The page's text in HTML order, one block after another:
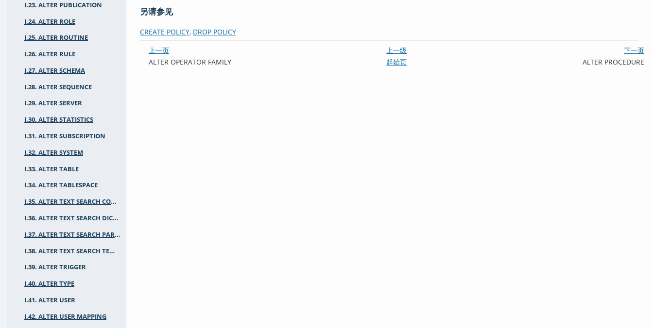
I.23. ALTER PUBLICATION
I.24. ALTER ROLE
I.25. ALTER ROUTINE
I.26. ALTER RULE
I.27. ALTER SCHEMA
I.28. ALTER SEQUENCE
I.29. ALTER SERVER
I.30. ALTER STATISTICS
I.31. ALTER SUBSCRIPTION
I.32. ALTER SYSTEM
I.33. ALTER TABLE
I.34. ALTER TABLESPACE
I.35. ALTER TEXT SEARCH CONFIGURATION
I.36. ALTER TEXT SEARCH DICTIONARY
I.37. ALTER TEXT SEARCH PARSER
I.38. ALTER TEXT SEARCH TEMPLATE
I.39. ALTER TRIGGER
I.40. ALTER TYPE
I.41. ALTER USER
I.42. ALTER USER MAPPING
另请参见
CREATE POLICY, DROP POLICY
上一页
上一级
下一页
ALTER OPERATOR FAMILY
起始页 ALTER PROCEDURE